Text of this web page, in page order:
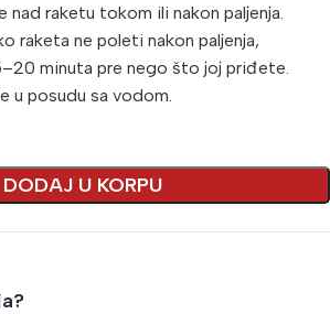
nad raketu tokom ili nakon paljenja.
raketa ne poleti nakon paljenja,
minuta pre nego što joj priđete.
u posudu sa vodom.
DODAJ U KORPU